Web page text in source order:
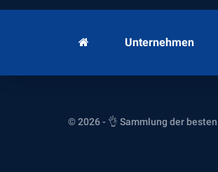
Unternehmen
© 2026 - 👌 Sammlung der